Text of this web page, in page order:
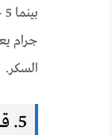
جرام
السكر.